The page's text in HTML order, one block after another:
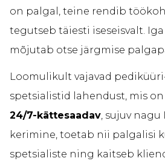
on palgal, teine rendib
tegutseb täiesti iseseisvalt.
mõjutab otse järgmise
Loomulikult vajavad
spetsialistid lahendust, mis
24/7-kättesaadav, sujuv
kerimine, toetab nii palgalisi
spetsialiste ning kaitseb